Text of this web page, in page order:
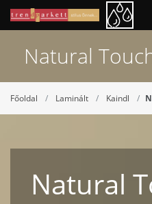
Natural
Főoldal Laminált Kaindl
Natural